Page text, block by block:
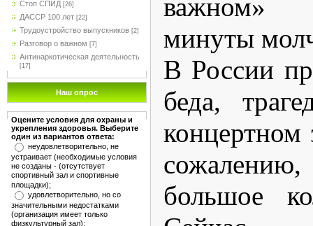
Стоп СПИД [26]
ДАССР 100 лет [22]
Трудоустройство выпускников [2]
Разговор о важном [7]
Антинаркотическая деятельность
[17]
Наш опрос
Оцените условия для охраны и
укрепления здоровья. Выберите
один из вариантов ответа:
неудовлетворительно, не
устраивает (необходимые условия
не созданы - (отсутствует
спортивный зал и спортивные
площадки);
удовлетворительно, но со
значительными недостатками
(организация имеет только
физкультурный зал);
важном»
минуты
В России
беда,
большое